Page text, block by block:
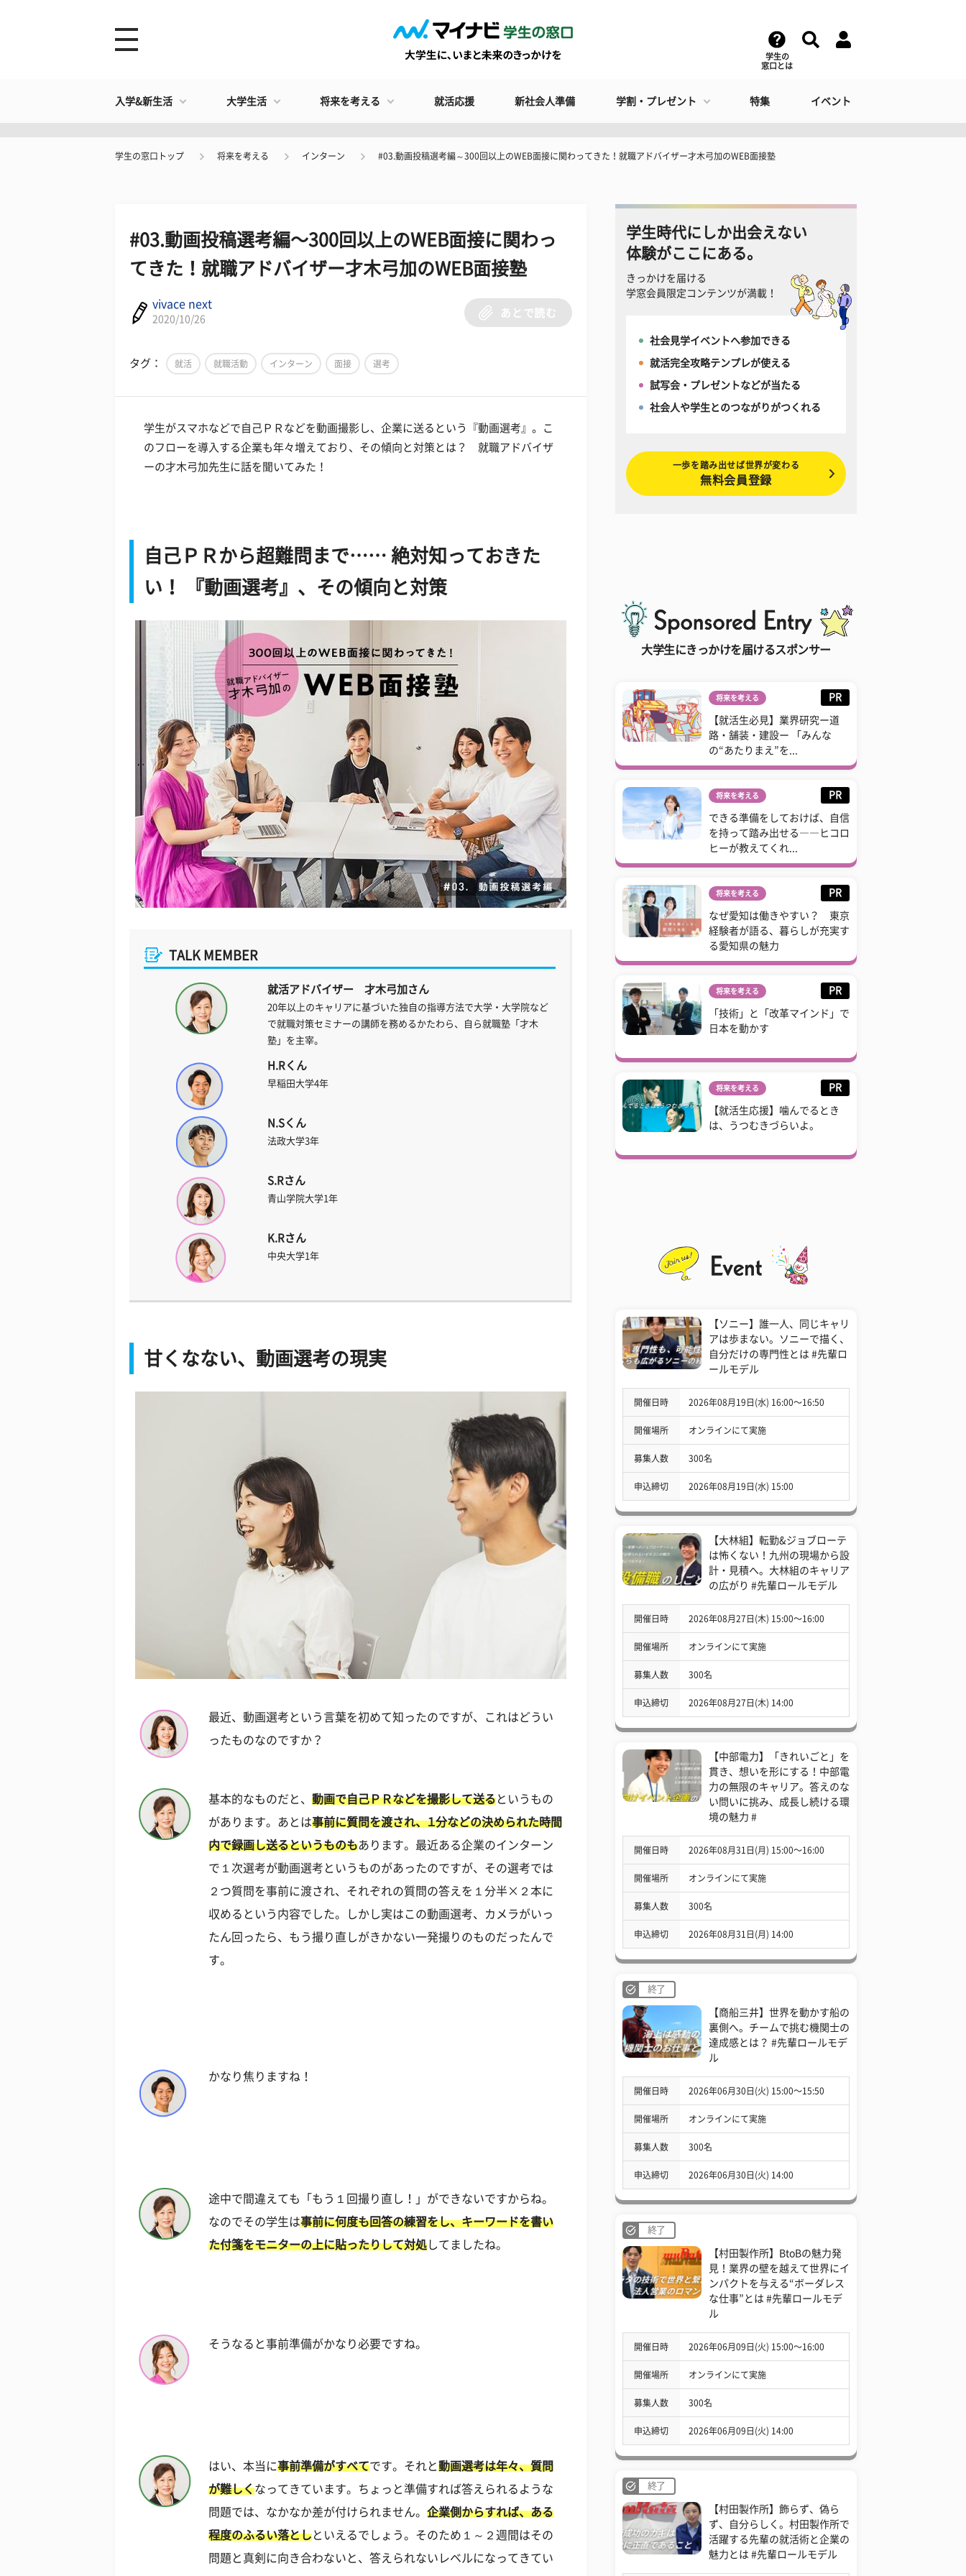
学生の
窓口とは
入学&新生活 大学生活 将来を考える 就活応援 新社会人準備 学割・プレゼント 特集 イベント
学生の窓口トップ 将来を考える インターン #03.動画投稿選考編～300回以上のWEB面接に関わってきた！就職アドバイザー才木弓加のWEB面接塾
#03.動画投稿選考編～300回以上のWEB面接に関わっ
てきた！就職アドバイザー才木弓加のWEB面接塾
vivace next
2020/10/26
あとで読む
タグ： 就活 就職活動 インターン 面接 選考
学生がスマホなどで自己ＰＲなどを動画撮影し、企業に送るという『動画選考』。こ
のフローを導入する企業も年々増えており、その傾向と対策とは？ 就職アドバイザ
ーの才木弓加先生に話を聞いてみた！
自己ＰＲから超難問まで…… 絶対知っておきた
い！ 『動画選考』、その傾向と対策
TALK MEMBER
就活アドバイザー 才木弓加さん
20年以上のキャリアに基づいた独自の指導方法で大学・大学院など
で就職対策セミナーの講師を務めるかたわら、自ら就職塾「才木
塾」を主宰。
H.Rくん
早稲田大学4年
N.Sくん
法政大学3年
S.Rさん
青山学院大学1年
K.Rさん
中央大学1年
甘くなない、動画選考の現実
最近、動画選考という言葉を初めて知ったのですが、これはどうい
ったものなのですか？
基本的なものだと、 動画で自己ＰＲなどを撮影して送るというもの
があります。あとは事前に質問を渡され、１分などの決められた時間
内で録画し送るというものもあります。最近ある企業のインターン
で１次選考が動画選考というものがあったのですが、その選考では
２つ質問を事前に渡され、それぞれの質問の答えを１分半×２本に
収めるという内容でした。しかし実はこの動画選考、カメラがいっ
たん回ったら、もう撮り直しがきかない一発撮りのものだったんで
す。
かなり焦りますね！
途中で間違えても「もう１回撮り直し！」ができないですからね。
なのでその学生は事前に何度も回答の練習をし、キーワードを書い
た付箋をモニターの上に貼ったりして対処してましたね。
そうなると事前準備がかなり必要ですね。
はい、本当に事前準備がすべてです。それと動画選考は年々、質問
が難しくなってきています。ちょっと準備すれば答えられるような
問題では、なかなか差が付けられません。 企業側からすれば、ある
程度のふるい落としといえるでしょう。そのため１～２週間はその
問題と真剣に向き合わないと、答えられないレベルになってきてい
学生時代にしか出会えない
体験がここにある。
きっかけを届ける
学窓会員限定コンテンツが満載！
社会見学イベントへ参加できる
就活完全攻略テンプレが使える
試写会・プレゼントなどが当たる
社会人や学生とのつながりがつくれる
一歩を踏み出せば世界が変わる
無料会員登録
大学生にきっかけを届けるスポンサー
将来を考える PR
【就活生必見】業界研究ー道
路・舗装・建設ー 「みんな
の“あたりまえ”を...
将来を考える PR
できる準備をしておけば、自信
を持って踏み出せる――ヒコロ
ヒーが教えてくれ...
将来を考える PR
なぜ愛知は働きやすい？ 東京
経験者が語る、暮らしが充実す
る愛知県の魅力
将来を考える PR
「技術」と「改革マインド」で
日本を動かす
将来を考える PR
【就活生応援】噛んでるとき
は、うつむきづらいよ。
【ソニー】誰一人、同じキャリ
アは歩まない。ソニーで描く、
自分だけの専門性とは #先輩ロ
ールモデル
開催日時 2026年08月19日(水) 16:00〜16:50
開催場所 オンラインにて実施
募集人数 300名
申込締切 2026年08月19日(水) 15:00
【大林組】転勤&ジョブローテ
は怖くない！九州の現場から設
計・見積へ。大林組のキャリア
の広がり #先輩ロールモデル
開催日時 2026年08月27日(木) 15:00〜16:00
開催場所 オンラインにて実施
募集人数 300名
申込締切 2026年08月27日(木) 14:00
【中部電力】「きれいごと」を
貫き、想いを形にする！中部電
力の無限のキャリア。答えのな
い問いに挑み、成長し続ける環
境の魅力 #
開催日時 2026年08月31日(月) 15:00〜16:00
開催場所 オンラインにて実施
募集人数 300名
申込締切 2026年08月31日(月) 14:00
終了
【商船三井】世界を動かす船の
裏側へ。チームで挑む機関士の
達成感とは？ #先輩ロールモデ
ル
開催日時 2026年06月30日(火) 15:00〜15:50
開催場所 オンラインにて実施
募集人数 300名
申込締切 2026年06月30日(火) 14:00
終了
【村田製作所】BtoBの魅力発
見！業界の壁を越えて世界にイ
ンパクトを与える“ボーダレス
な仕事”とは #先輩ロールモデ
ル
開催日時 2026年06月09日(火) 15:00〜16:00
開催場所 オンラインにて実施
募集人数 300名
申込締切 2026年06月09日(火) 14:00
終了
【村田製作所】飾らず、偽ら
ず、自分らしく。村田製作所で
活躍する先輩の就活術と企業の
魅力とは #先輩ロールモデル